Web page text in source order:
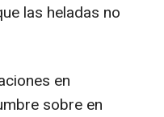
las heladas no
en
sobre en